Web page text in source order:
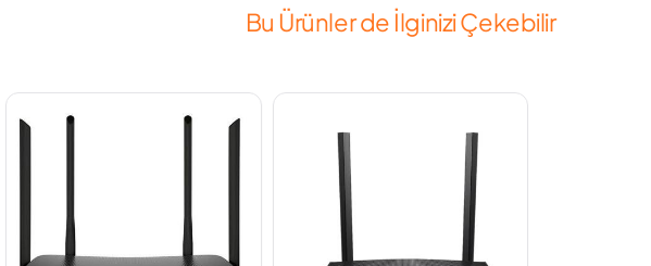
Bu Ürünler de İlginizi Çekebilir